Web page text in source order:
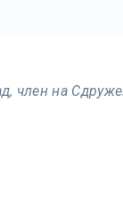
член на